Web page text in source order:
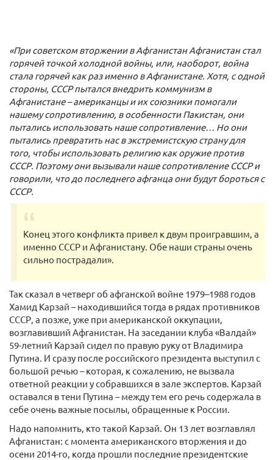
«При советском вторжении в Афганистан Афганистан стал
горячей точкой холодной войны, или, наоборот, война
стала горячей как раз именно в Афганистане. Хотя, с одной
стороны, СССР пытался внедрить коммунизм в
Афганистане – американцы и их союзники помогали
нашему сопротивлению, в особенности Пакистан, они
пытались использовать наше сопротивление… Но они
пытались превратить нас в экстремистскую страну для
того, чтобы использовать религию как оружие против
СССР. Поэтому они вызывали наше сопротивление СССР и
говорили, что до последнего афганца они будут бороться с
СССР.
Конец этого конфликта привел к двум проигравшим, а
именно СССР и Афганистану. Обе наши страны очень
сильно пострадали».
Так сказал в четверг об афганской войне 1979–1988 годов
Хамид Карзай – находившийся тогда в рядах противников
СССР, а позже, уже при американской оккупации,
возглавивший Афганистан. На заседании клуба «Валдай»
59-летний Карзай сидел по правую руку от Владимира
Путина. И сразу после российского президента выступил с
большой речью – которая, к сожалению, не вызвала
ответной реакции у собравшихся в зале экспертов. Карзай
оставался в тени Путина – между тем его речь содержала в
себе очень важные посылы, обращенные к России.
Надо напомнить, кто такой Карзай. Он 13 лет возглавлял
Афганистан: с момента американского вторжения и до
осени 2014-го, когда прошли последние президентские